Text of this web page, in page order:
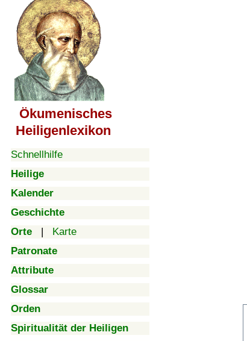
Ökumenisches
Heiligenlexikon
Schnellhilfe
Heilige
Kalender
Geschichte
Orte | Karte
Patronate
Attribute
Glossar
Orden
Spiritualität der Heiligen